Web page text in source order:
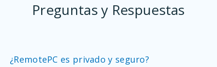
Preguntas y Respuestas
¿RemotePC es privado y seguro?